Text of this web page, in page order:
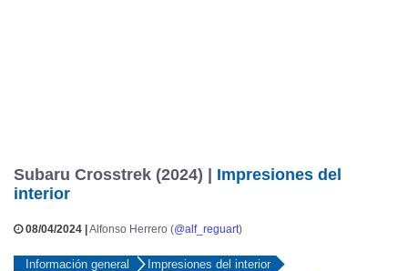
Subaru Crosstrek (2024) |
Impresiones del